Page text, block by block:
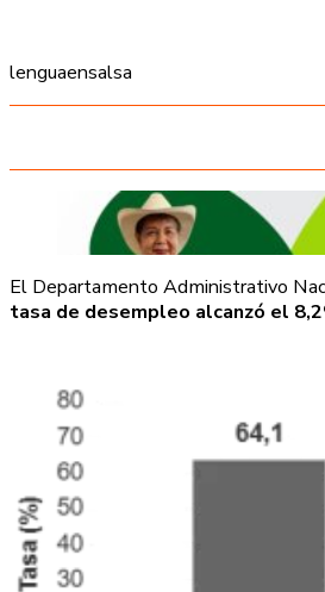
lenguaensalsa
El Departamento Administrativo
tasa de desempleo alcanzó el